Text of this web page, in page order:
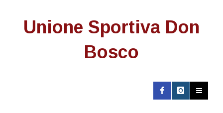
Unione Sportiva Don
Bosco